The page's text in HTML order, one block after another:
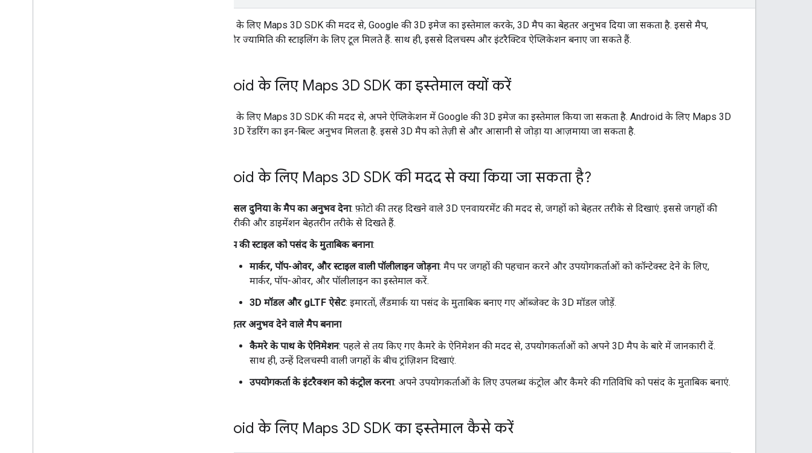
Android के लिए Maps 3D SDK की मदद से, Google की 3D इमेज का इस्तेमाल करके, 3D मैप का बेहतर अनुभव दिया जा सकता है. इससे मैप,
मार्कर, और ज्यामिति की स्टाइलिंग के लिए टूल मिलते हैं. साथ ही, इससे दिलचस्प और इंटरैक्टिव ऐप्लिकेशन बनाए जा सकते हैं.
Android के लिए Maps 3D SDK का इस्तेमाल क्यों करें
Android के लिए Maps 3D SDK की मदद से, अपने ऐप्लिकेशन में Google की 3D इमेज का इस्तेमाल किया जा सकता है. Android के लिए Maps 3D
SDK में, 3D रेंडरिंग का इन-बिल्ट अनुभव मिलता है. इससे 3D मैप को तेज़ी से और आसानी से जोड़ा या आज़माया जा सकता है.
Android के लिए Maps 3D SDK की मदद से क्या किया जा सकता है?
असल दुनिया के मैप का अनुभव देना: फ़ोटो की तरह दिखने वाले 3D एनवायरमेंट की मदद से, जगहों को बेहतर तरीके से दिखाएं. इससे जगहों की
बारीकी और डाइमेंशन बेहतरीन तरीके से दिखते हैं.
मैप की स्टाइल को पसंद के मुताबिक बनाना:
मार्कर, पॉप-ओवर, और स्टाइल वाली पॉलीलाइन जोड़ना: मैप पर जगहों की पहचान करने और उपयोगकर्ताओं को कॉन्टेक्स्ट देने के लिए,
मार्कर, पॉप-ओवर, और पॉलीलाइन का इस्तेमाल करें.
3D मॉडल और gLTF ऐसेट: इमारतों, लैंडमार्क या पसंद के मुताबिक बनाए गए ऑब्जेक्ट के 3D मॉडल जोड़ें.
बेहतर अनुभव देने वाले मैप बनाना
कैमरे के पाथ के ऐनिमेशन: पहले से तय किए गए कैमरे के ऐनिमेशन की मदद से, उपयोगकर्ताओं को अपने 3D मैप के बारे में जानकारी दें.
साथ ही, उन्हें दिलचस्पी वाली जगहों के बीच ट्रांज़िशन दिखाएं.
उपयोगकर्ता के इंटरैक्शन को कंट्रोल करना: अपने उपयोगकर्ताओं के लिए उपलब्ध कंट्रोल और कैमरे की गतिविधि को पसंद के मुताबिक बनाएं.
Android के लिए Maps 3D SDK का इस्तेमाल कैसे करें